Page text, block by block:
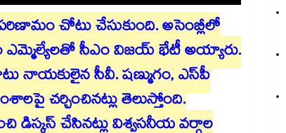
చోటు చేసుకుంది. అసెంబ్లీలో
ఎమ్మెల్యేలతో సీఎం విజయ్ భేటీ అయ్యారు.
నాయకులైన సీవీ. షణ్ముగం, ఎస్‎పీ
చర్చించినట్లు తెలుస్తోంది.
డిస్కస్ చేసినట్లు విశ్వసనీయ వర్గాల